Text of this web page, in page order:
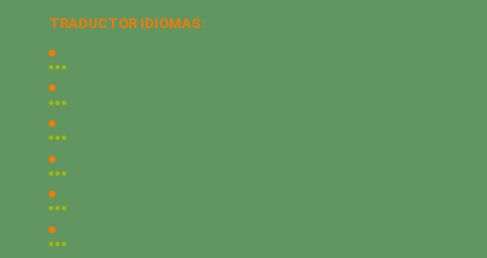
TRADUCTOR IDIOMAS: